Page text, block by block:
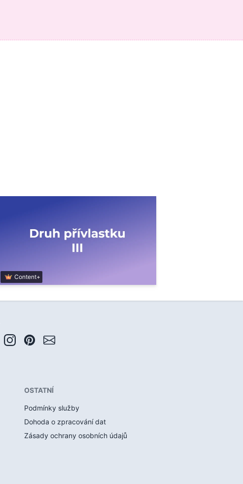
Content+
OSTATNÍ
Podmínky služby
Dohoda o zpracování dat
Zásady ochrany osobních údajů